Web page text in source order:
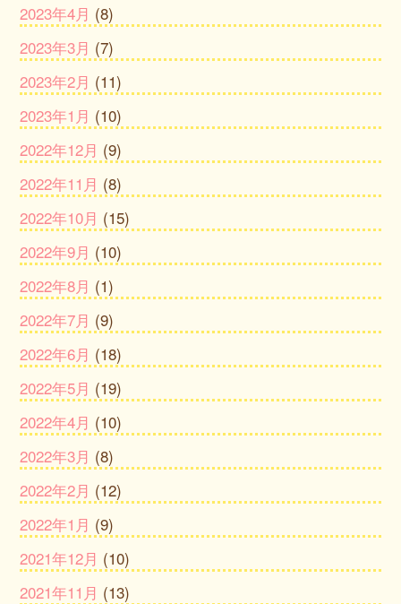
2023年4月 (8)
2023年3月 (7)
2023年2月 (11)
2023年1月 (10)
2022年12月 (9)
2022年11月 (8)
2022年10月 (15)
2022年9月 (10)
2022年8月 (1)
2022年7月 (9)
2022年6月 (18)
2022年5月 (19)
2022年4月 (10)
2022年3月 (8)
2022年2月 (12)
2022年1月 (9)
2021年12月 (10)
2021年11月 (13)